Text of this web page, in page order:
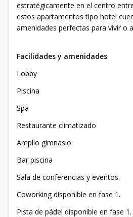
estratégicamente en el centro
estos apartamentos tipo hotel
amenidades perfectas para vivir o
Facilidades y amenidades
Lobby
Piscina
Spa
Restaurante climatizado
Amplio gimnasio
Bar piscina
Sala de conferencias y eventos.
Coworking disponible en fase 1.
Pista de pádel disponible en fase 1.